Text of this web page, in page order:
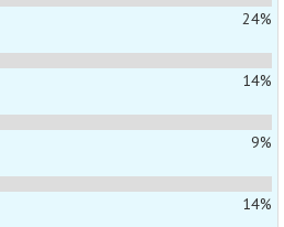
24%
14%
9%
14%